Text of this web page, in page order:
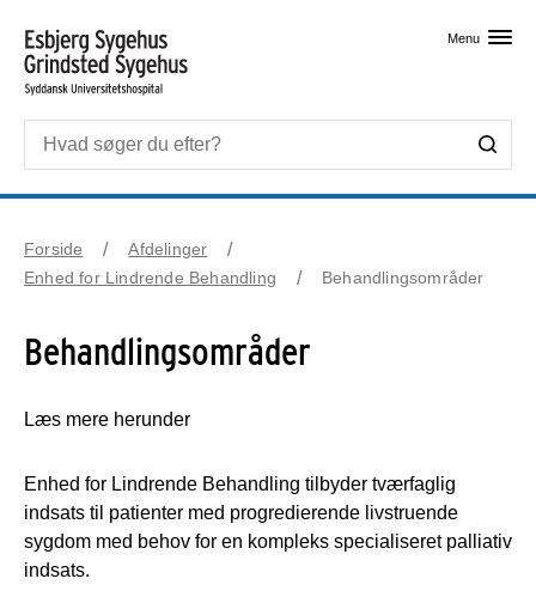
Menu
Forside
Afdelinger
Enhed for Lindrende Behandling
Behandlingsområder
Behandlingsområder
Læs mere herunder
Enhed for Lindrende Behandling tilbyder tværfaglig
indsats til patienter med progredierende livstruende
sygdom med behov for en kompleks specialiseret palliativ
indsats.